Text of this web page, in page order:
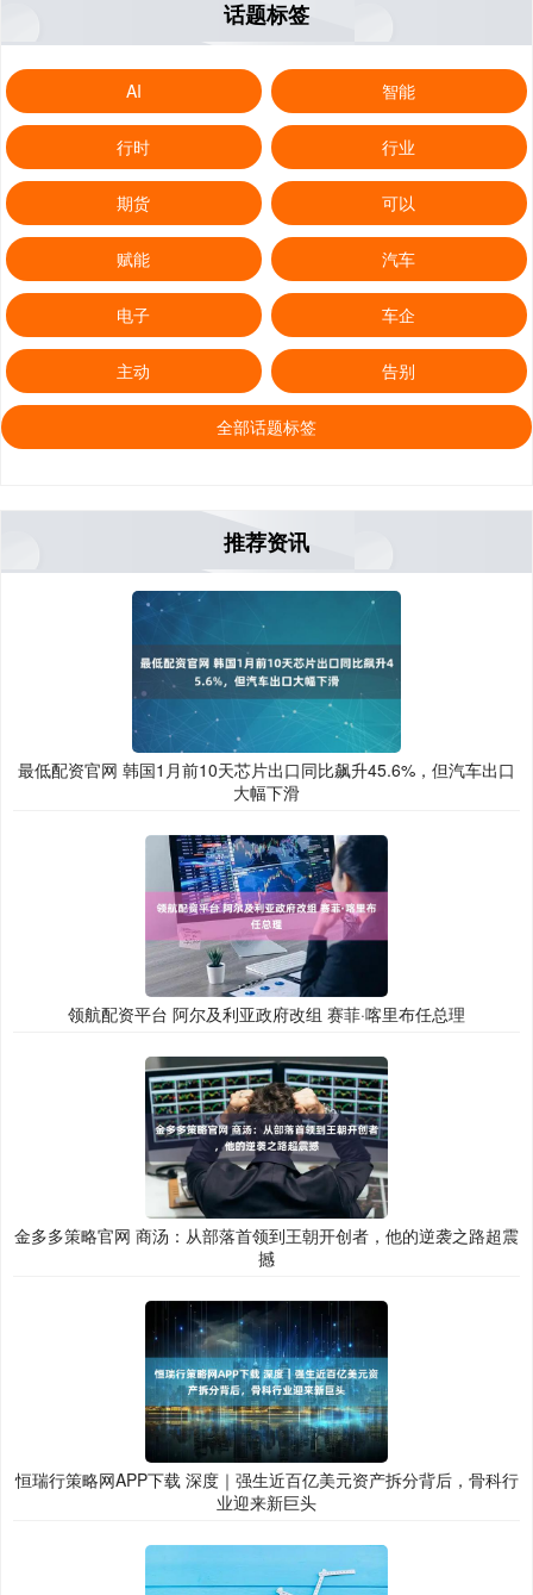
话题标签
AI 智能
行时 行业
期货 可以
赋能 汽车
电子 车企
主动 告别
全部话题标签
推荐资讯
最低配资官网 韩国1月前10天芯片出口同比飙升45.6%，但汽车出口
大幅下滑
领航配资平台 阿尔及利亚政府改组 赛菲·喀里布任总理
金多多策略官网 商汤：从部落首领到王朝开创者，他的逆袭之路超震
撼
恒瑞行策略网APP下载 深度｜强生近百亿美元资产拆分背后，骨科行
业迎来新巨头